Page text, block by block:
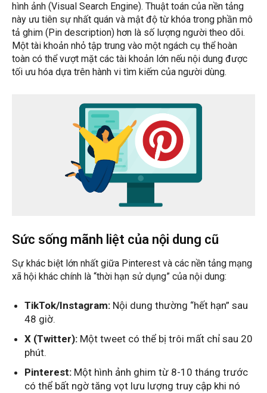
hình ảnh (Visual Search Engine). Thuật toán của nền tảng
này ưu tiên sự nhất quán và mật độ từ khóa trong phần mô
tả ghim (Pin description) hơn là số lượng người theo dõi.
Một tài khoản nhỏ tập trung vào một ngách cụ thể hoàn
toàn có thể vượt mặt các tài khoản lớn nếu nội dung được
tối ưu hóa dựa trên hành vi tìm kiếm của người dùng.
Sức sống mãnh liệt của nội dung cũ
Sự khác biệt lớn nhất giữa Pinterest và các nền tảng mạng
xã hội khác chính là “thời hạn sử dụng” của nội dung:
TikTok/Instagram: Nội dung thường “hết hạn” sau
48 giờ.
X (Twitter): Một tweet có thể bị trôi mất chỉ sau 20
phút.
Pinterest: Một hình ảnh ghim từ 8-10 tháng trước
có thể bất ngờ tăng vọt lưu lượng truy cập khi nó